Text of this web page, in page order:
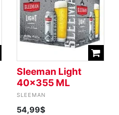
Sleeman Light
40x355 ML
SLEEMAN
54,99$